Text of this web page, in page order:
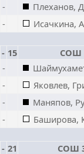
-
Плеханов,
-
Исачкина,
- 15
СОШ
-
-
Яковлев,
-
Маняпов,
-
Баширова,
- 21
СОШ